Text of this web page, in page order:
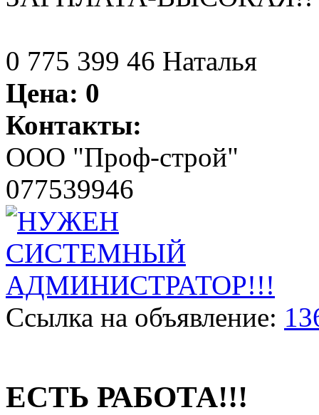
0 775 399 46 Наталья
Цена: 0
Контакты:
ООО "Проф-строй"
077539946
Ссылка на объявление:
ЕСТЬ РАБОТА!!!